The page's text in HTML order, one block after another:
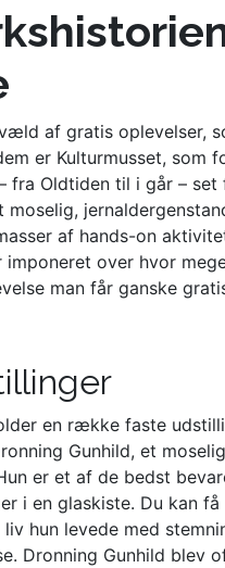
af gratis oplevelser,
er Kulturmusset, som
fra Oldtiden til i går – set
moselig,
af hands-on
imponeret over hvor
man får ganske
en række faste
Gunhild, et
er et af de bedst
i en glaskiste. Du kan få
hun levede med
Dronning Gunhild blev